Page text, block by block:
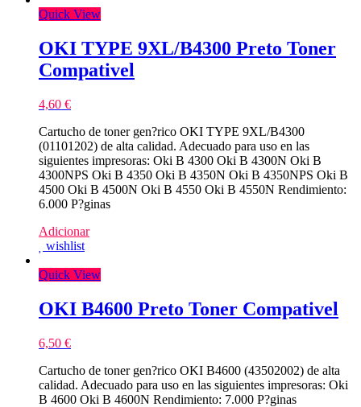
Quick View
OKI TYPE 9XL/B4300 Preto Toner
Compativel
4,60 €
Cartucho de toner gen?rico OKI TYPE 9XL/B4300
(01101202) de alta calidad. Adecuado para uso en las
siguientes impresoras: Oki B 4300 Oki B 4300N Oki B
4300NPS Oki B 4350 Oki B 4350N Oki B 4350NPS Oki B
4500 Oki B 4500N Oki B 4550 Oki B 4550N Rendimiento:
6.000 P?ginas
Adicionar
wishlist
Quick View
OKI B4600 Preto Toner Compativel
6,50 €
Cartucho de toner gen?rico OKI B4600 (43502002) de alta
calidad. Adecuado para uso en las siguientes impresoras: Oki
B 4600 Oki B 4600N Rendimiento: 7.000 P?ginas